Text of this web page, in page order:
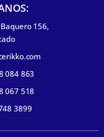
156,
084 863
067 518
3899